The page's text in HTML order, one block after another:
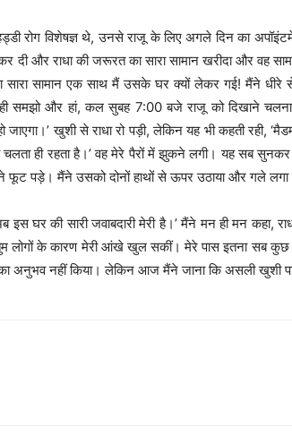
रोग विशेषज्ञ थे, उनसे राजू के लिए अगले दिन का अपॉइंटमेंट
दी और राधा की जरूरत का सारा सामान खरीदा और वह
सारा सामान एक साथ मैं उसके घर क्यों लेकर गई! मैंने धीरे
समझो और हां, कल सुबह 7:00 बजे राजू को दिखाने
खुशी से राधा रो पड़ी, लेकिन यह भी कहती रही,
चलता ही रहता है।’ वह मेरे पैरों में झुकने लगी। यह सब
पड़े। मैंने उसको दोनों हाथों से ऊपर उठाया और गले लगा
घर की सारी जवाबदारी मेरी है।’ मैंने मन ही मन कहा,
लोगों के कारण मेरी आंखे खुल सकीं। मेरे पास इतना सब कुछ
अनुभव नहीं किया। लेकिन आज मैंने जाना कि असली खुशी